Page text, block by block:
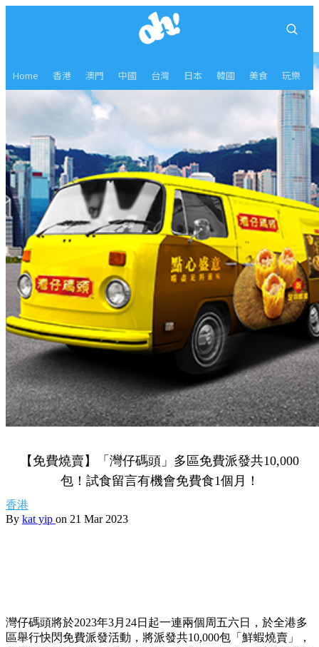
Home 香港 澳門 中國 台灣 日本 韓國 美食 玩樂
【免費燒賣】「灣仔碼頭」多區免費派發共10,000
包！試食留言有機會免費食1個月！
香港
By kat yip on 21 Mar 2023
灣仔碼頭將於2023年3月24日起一連兩個周五六日，於全港多
區舉行快閃免費派發活動，將派發共10,000包「鮮蝦燒賣」，